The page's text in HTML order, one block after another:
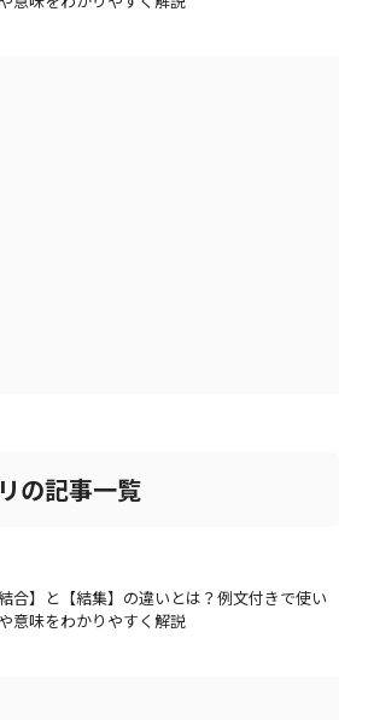
の記事一覧
結合】と【結集】の違いとは？例文付きで使い
意味をわかりやすく解説